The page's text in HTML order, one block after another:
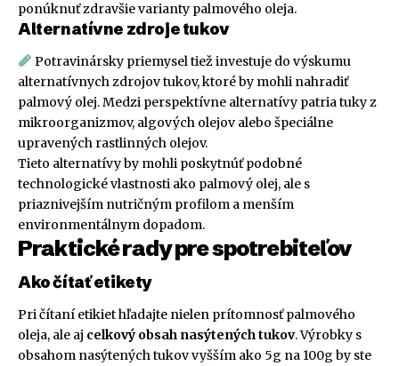
ponúknuť zdravšie varianty palmového oleja.
Alternatívne zdroje tukov
Potravinársky priemysel tiež investuje do výskumu
alternatívnych zdrojov tukov, ktoré by mohli nahradiť
palmový olej. Medzi perspektívne alternatívy patria tuky z
mikroorganizmov, algových olejov alebo špeciálne
upravených rastlinných olejov.
Tieto alternatívy by mohli poskytnúť podobné
technologické vlastnosti ako palmový olej, ale s
priaznivejším nutričným profilom a menším
environmentálnym dopadom.
Praktické rady pre spotrebiteľov
Ako čítať etikety
Pri čítaní etikiet hľadajte nielen prítomnosť palmového
oleja, ale aj celkový obsah nasýtených tukov. Výrobky s
obsahom nasýtených tukov vyšším ako 5g na 100g by ste